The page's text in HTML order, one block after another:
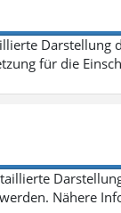
für die
Nähere